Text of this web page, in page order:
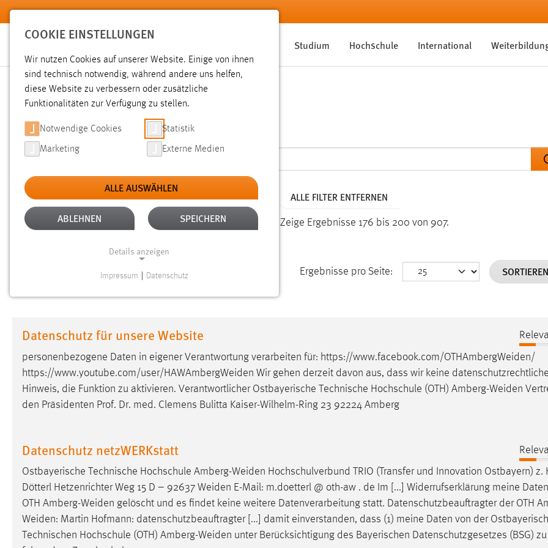
Zum Hauptinhalt springen
Studium Hochschule International
SUCHE
Aktive Filter: TYP: SEITEN ALTER: ÜBER EIN JAHR ALLE FILTER ENTFERNEN
Gesucht nach "weide". Es wurden 907 Ergebnisse gefunden. Zeige Ergebnisse 176 bis 200 von 907.
Ergebnisse pro Seite:
Datenschutz für unsere Website
personenbezogene Daten in eigener Verantwortung verarbeiten für: https://www.facebook.com/OTHAmbergWeiden/
https://www.youtube.com/user/HAWAmbergWeiden Wir gehen derzeit davon aus, dass wir keine datenschutzrechtliche
Hinweis, die Funktion zu aktivieren. Verantwortlicher Ostbayerische Technische Hochschule (OTH) Amberg-Weiden
den Präsidenten Prof. Dr. med. Clemens Bulitta Kaiser-Wilhelm-Ring 23 92224 Amberg
Datenschutz netzWERKstatt
Ostbayerische Technische Hochschule Amberg-Weiden Hochschulverbund TRIO (Transfer und Innovation Ostbayern) z.
Dötterl Hetzenrichter Weg 15 D – 92637 Weiden E-Mail: m.doetterl @ oth-aw . de Im [...] Widerrufserklärung meine
OTH Amberg-Weiden gelöscht und es findet keine weitere Datenverarbeitung statt. Datenschutzbeauftragter der OTH
Weiden: Martin Hofmann: datenschutzbeauftragter [...] damit einverstanden, dass (1) meine Daten von der
Technischen Hochschule (OTH) Amberg-Weiden unter Berücksichtigung des Bayerischen Datenschutzgesetzes (BSG) zu
COOKIE EINSTELLUNGEN
Wir nutzen Cookies auf unserer Website. Einige von ihnen
sind technisch notwendig, während andere uns helfen,
diese Website zu verbessern oder zusätzliche
Funktionalitäten zur Verfügung zu stellen.
Notwendige Cookies Statistik
Marketing Externe Medien
ALLE AUSWÄHLEN
ABLEHNEN SPEICHERN
Details anzeigen
Website erforderlich.
Einverständnis
Name: cookie_consent
Performance
Name: staticfilecache
Zweck:
Für performante Seitenauslieferung wird
Impressum Datenschutz